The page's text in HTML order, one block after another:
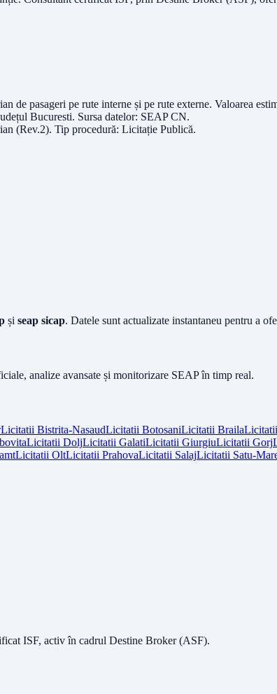
de pasageri pe rute interne și pe rute externe. Valoarea
Bucuresti. Sursa datelor: SEAP CN.
(Rev.2). Tip procedură: Licitație Publică.
și seap sicap. Datele sunt actualizate instantaneu pentru a
analize avansate și monitorizare SEAP în timp real.
Licitatii Bistrita-NasaudLicitatii BotosaniLicitatii BrailaLicitatii
Licitatii DoljLicitatii GalatiLicitatii GiurgiuLicitatii Gorj
Licitatii OltLicitatii PrahovaLicitatii SalajLicitatii Satu-
ISF, activ în cadrul Destine Broker (ASF).